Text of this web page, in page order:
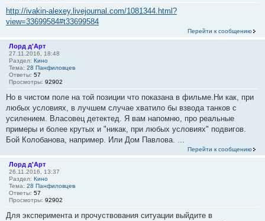
http://ivakin-alexey.livejournal.com/1081344.html?
view=33699584#t33699584
Перейти к сообщению
Лорд д'Арт
27.11.2016, 18:48
Раздел: Кино
Тема: 28 Панфиловцев
Ответы: 57
Просмотры: 92902
Но в чистом поле на той позиции что показана в фильме.Ни как, при
любых условиях, в лучшем случае хватило бы взвода танков с
усилением. Власовец детектед. Я вам напомню, про реальные
примеры и более крутых и "никак, при любых условиях" подвигов.
Бой Колобанова, например. Или Дом Павлова. ...
Перейти к сообщению
Лорд д'Арт
26.11.2016, 13:37
Раздел: Кино
Тема: 28 Панфиловцев
Ответы: 57
Просмотры: 92902
Для эксперимента и прочуствования ситуации выйдите в